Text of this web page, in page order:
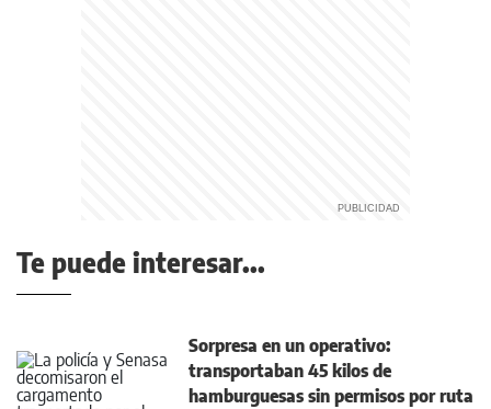
Te puede interesar...
Sorpresa en un operativo:
transportaban 45 kilos de
hamburguesas sin permisos por ruta